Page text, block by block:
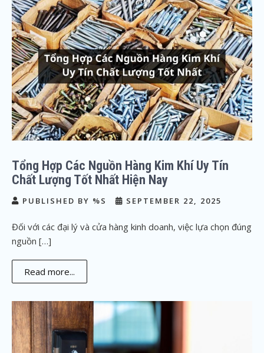
Tổng Hợp Các Nguồn Hàng Kim Khí Uy Tín
Chất Lượng Tốt Nhất Hiện Nay
PUBLISHED BY %S SEPTEMBER 22, 2025
Đối với các đại lý và cửa hàng kinh doanh, việc lựa chọn đúng
nguồn […]
Read more...